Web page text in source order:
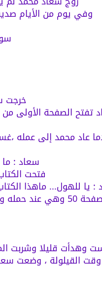
وفي يوم من الأيام
خرجت
تفتح الصفحة الأولى من
عاد محمد إلى عمله
سعاد : ما
فتحت
: يا للهول... ماهذا
وهدأت قليلا وشربت
القيلولة ، وضعت